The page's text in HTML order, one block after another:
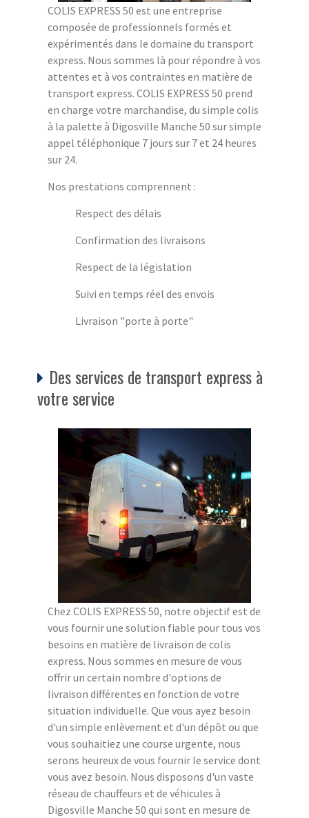
COLIS EXPRESS 50 est une entreprise
composée de professionnels formés et
expérimentés dans le domaine du transport
express. Nous sommes là pour répondre à vos
attentes et à vos contraintes en matière de
transport express. COLIS EXPRESS 50 prend
en charge votre marchandise, du simple colis
à la palette à Digosville Manche 50 sur simple
appel téléphonique 7 jours sur 7 et 24 heures
sur 24.
Nos prestations comprennent :
Respect des délais
Confirmation des livraisons
Respect de la législation
Suivi en temps réel des envois
Livraison "porte à porte"
Des services de transport express à
votre service
Chez COLIS EXPRESS 50, notre objectif est de
vous fournir une solution fiable pour tous vos
besoins en matière de livraison de colis
express. Nous sommes en mesure de vous
offrir un certain nombre d'options de
livraison différentes en fonction de votre
situation individuelle. Que vous ayez besoin
d'un simple enlèvement et d'un dépôt ou que
vous souhaitiez une course urgente, nous
serons heureux de vous fournir le service dont
vous avez besoin. Nous disposons d'un vaste
réseau de chauffeurs et de véhicules à
Digosville Manche 50 qui sont en mesure de